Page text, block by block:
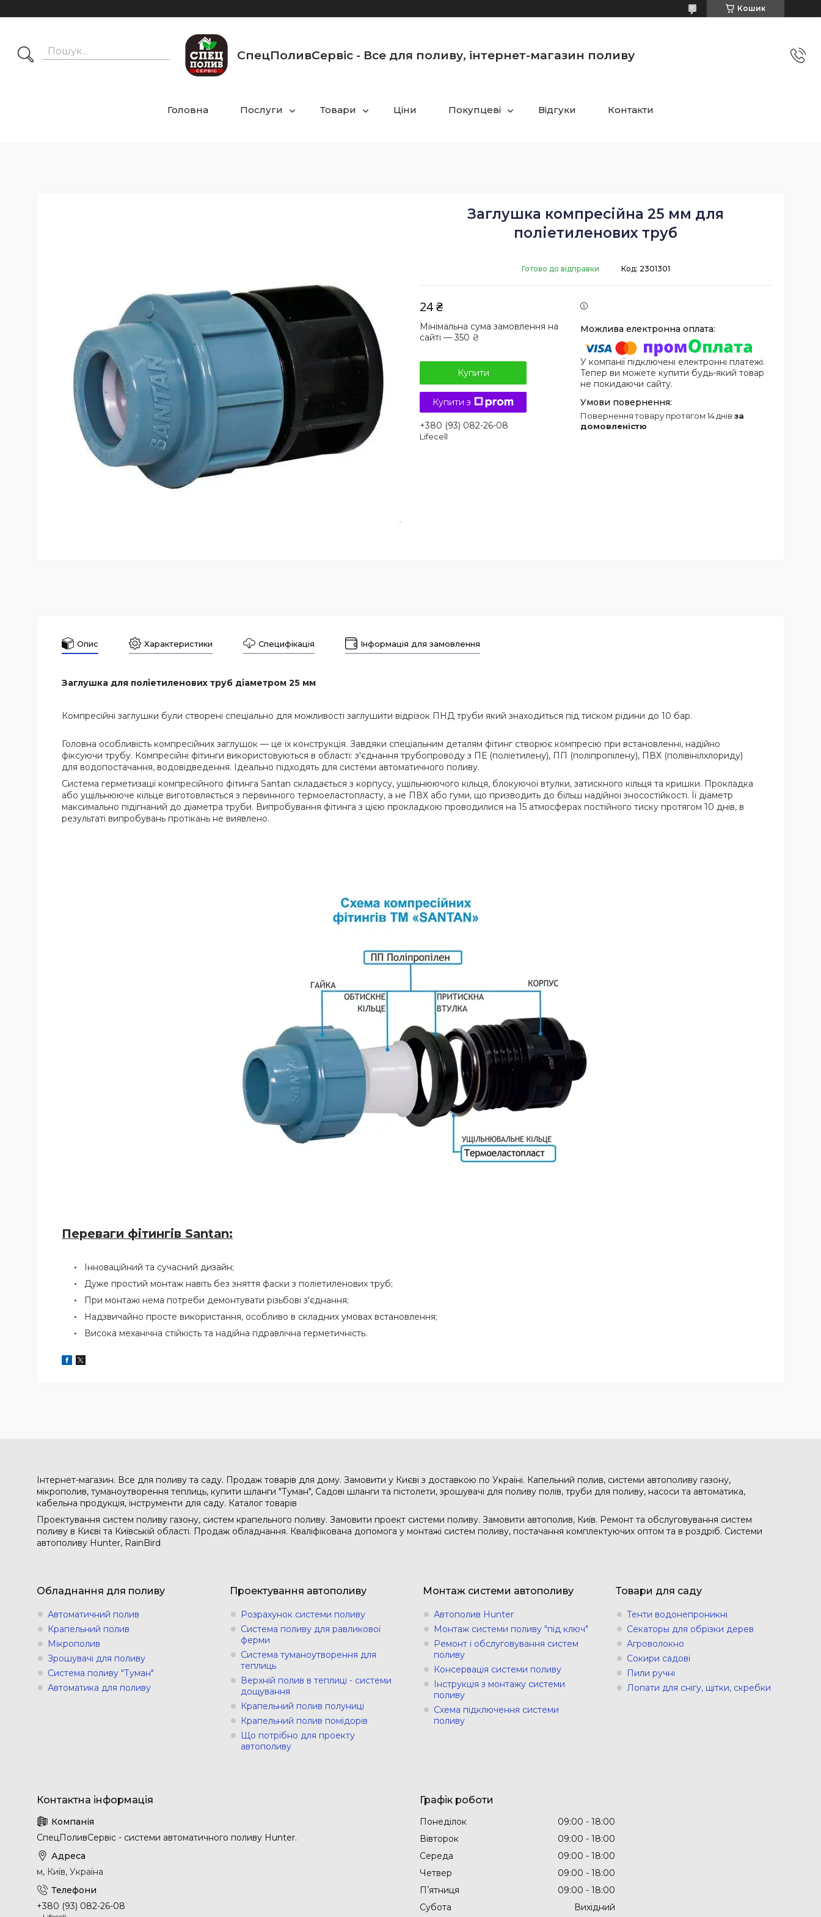
Кошик
СпецПоливСервіс - Все для поливу, інтернет-магазин поливу
Головна Послуги Товари Ціни Покупцеві Відгуки Контакти
Заглушка компресійна 25 мм для
поліетиленових труб
Готово до відправки Код: 2301301
24 ₴
Мінімальна сума замовлення на
сайті — 350 ₴
Купити
Купити з
+380 (93) 082-26-08
Lifecell
У компанії підключені електронні платежі.
Тепер ви можете купити будь-який товар
не покидаючи сайту.
повернення товару протягом 14 днів за
домовленістю
Опис Характеристики Специфікація Інформація для замовлення
Заглушка для поліетиленових труб діаметром 25 мм
Компресійні заглушки були створені спеціально для можливості заглушити відрізок ПНД труби який знаходиться під тиском рідини до 10 бар.
Головна особливість компресійних заглушок — це їх конструкція. Завдяки спеціальним деталям фітинг створює компресію при встановленні, надійно
фіксуючи трубу. Компресійні фітинги використовуються в області: з'єднання трубопроводу з ПЕ (поліетилену), ПП (поліпропілену), ПВХ (полівінілхлориду)
для водопостачання, водовідведення. Ідеально підходять для системи автоматичного поливу.
Система герметизації компресійного фітинга Santan складається з корпусу, ущільнюючого кільця, блокуючої втулки, затискного кільця та кришки. Прокладка
або ущільнююче кільце виготовляється з первинного термоеластопласту, а не ПВХ або гуми, що призводить до більш надійної зносостійкості. Її діаметр
максимально підігнаний до діаметра труби. Випробування фітинга з цією прокладкою проводилися на 15 атмосферах постійного тиску протягом 10 днів, в
результаті випробувань протікань не виявлено.
Переваги фітингів Santan:
Інноваційний та сучасний дизайн;
Дуже простий монтаж навіть без зняття фаски з поліетиленових труб;
При монтажі нема потреби демонтувати різьбові з'єднання;
Надзвичайно просте використання, особливо в складних умовах встановлення;
Висока механічна стійкість та надійна гідравлічна герметичність.
Інтернет-магазин. Все для поливу та саду. Продаж товарів для дому. Замовити у Києві з доставкою по Україні. Капельний полив, системи автополиву газону,
мікрополив, туманоутворення теплиць, купити шланги "Туман", Садові шланги та пістолети, зрошувачі для поливу полів, труби для поливу, насоси та автоматика,
кабельна продукція, інструменти для саду. Каталог товарів
Проектування систем поливу газону, систем крапельного поливу. Замовити проект системи поливу. Замовити автополив, Київ. Ремонт та обслуговування систем
поливу в Києві та Київській області. Продаж обладнання. Кваліфікована допомога у монтажі систем поливу, постачання комплектуючих оптом та в роздріб. Системи
автополиву Hunter, RainBird
Обладнання для поливу
Автоматичний полив
Крапельний полив
Мікрополив
Зрошувачі для поливу
Система поливу "Туман"
Автоматика для поливу
Проектування автополиву
Розрахунок системи поливу
Система поливу для равликової
ферми
Система туманоутворення для
теплиць
Верхній полив в теплиці - системи
дощування
Крапельний полив полуниці
Крапельний полив помідорів
Що потрібно для проекту
автополиву
Монтаж системи автополиву
Автополив Hunter
Монтаж системи поливу "під ключ"
Ремонт і обслуговування систем
поливу
Консервація системи поливу
Інструкція з монтажу системи
поливу
Схема підключення системи
поливу
Товари для саду
Тенти водонепроникні
Секаторы для обрізки дерев
Агроволокно
Сокири садові
Пили ручні
Лопати для снігу, щітки, скребки
СпецПоливСервіс - cистеми автоматичного поливу Hunter.
м, Київ, Україна
+380 (93) 082-26-08
Графік роботи
Понеділок 09:00
18:00
Вівторок
09:00
18:00
Середа
09:00
18:00
Четвер
09:00
18:00
Пʼятниця
09:00
18:00
Субота
Вихідний